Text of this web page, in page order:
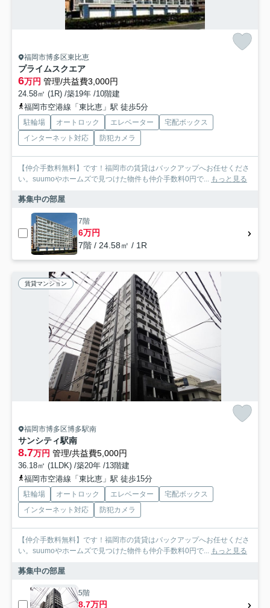
福岡市博多区東比恵
プライムスクエア
6万円 管理/共益費3,000円
24.58㎡ (1R) /築19年 /10階建
福岡市空港線「東比恵」駅 徒歩5分
駐輪場 オートロック エレベーター
宅配ボックス
インターネット対応
防犯カメラ
【仲介手数料無料】です！福岡市の賃貸はバックアップへお任せくださ
い。suumoやホームズで見つけた物件も仲介手数料0円で...
もっと見る
募集中の部屋
7階
6万円
7階 / 24.58㎡ / 1R
賃貸マンション
福岡市博多区博多駅南
サンシティ駅南
8.7万円 管理/共益費5,000円
36.18㎡ (1LDK) /築20年 /13階建
福岡市空港線「東比恵」駅 徒歩15分
駐輪場 オートロック エレベーター
宅配ボックス
インターネット対応
防犯カメラ
【仲介手数料無料】です！福岡市の賃貸はバックアップへお任せくださ
い。suumoやホームズで見つけた物件も仲介手数料0円で...
もっと見る
募集中の部屋
5階
8.7万円